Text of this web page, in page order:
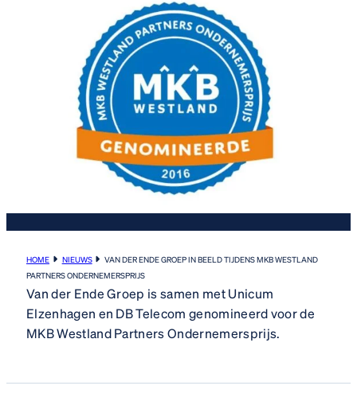
HOME NIEUWS
VAN DER ENDE GROEP IN BEELD TIJDENS MKB WESTLAND
PARTNERS ONDERNEMERSPRIJS
Van der Ende Groep is samen met Unicum
Elzenhagen en DB Telecom genomineerd voor de
MKB Westland Partners Ondernemersprijs.